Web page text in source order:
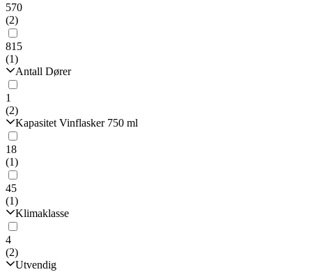
570
(2)
815
(1)
Antall Dører
1
(2)
Kapasitet Vinflasker 750 ml
18
(1)
45
(1)
Klimaklasse
4
(2)
Utvendig